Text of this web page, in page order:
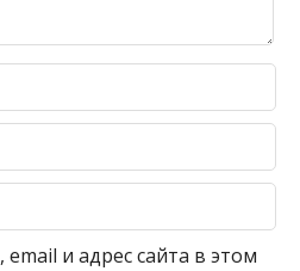
и адрес сайта в этом